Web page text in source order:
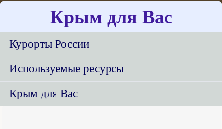
Крым для Вас
Курорты России
Используемые ресурсы
Крым для Вас